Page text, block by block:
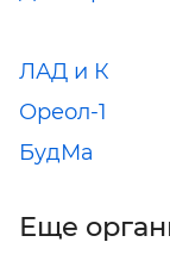
ЛАД и К
Ореол-1
БудМа
Еще